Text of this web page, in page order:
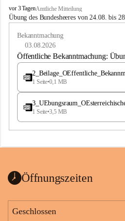
B
u
e
a
vor 3 TagenAmtliche Mitteilung
Übung des Bundesheeres von 24.08. bis
Bekanntmachung
03.08.2026
Öffentliche Bekanntmachung:
1 Seite•0,1 MB
1 Seite•3,5 MB
Öffnungszeiten
Geschlossen